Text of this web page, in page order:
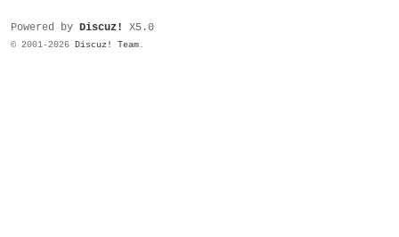
Powered by Discuz! X5.0
© 2001-2026 Discuz! Team.